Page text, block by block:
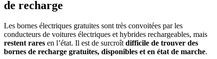
de recharge
Les bornes électriques gratuites sont très convoitées par les
conducteurs de voitures électriques et hybrides rechargeables, mais
restent rares en l’état. Il est de surcroît difficile de trouver des
bornes de recharge gratuites, disponibles et en état de marche.